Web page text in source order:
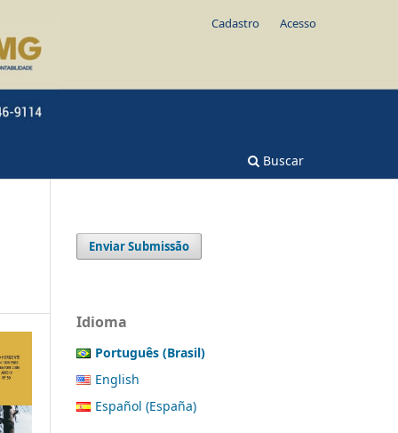
Buscar
Cadastro Acesso
Enviar Submissão
Idioma
Português (Brasil)
English
Español (España)